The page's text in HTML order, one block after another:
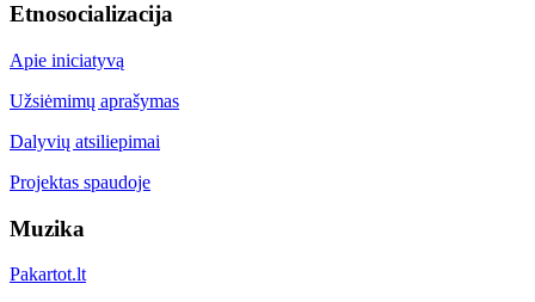
Etnosocializacija
Apie iniciatyvą
Užsiėmimų aprašymas
Dalyvių atsiliepimai
Projektas spaudoje
Muzika
Pakartot.lt